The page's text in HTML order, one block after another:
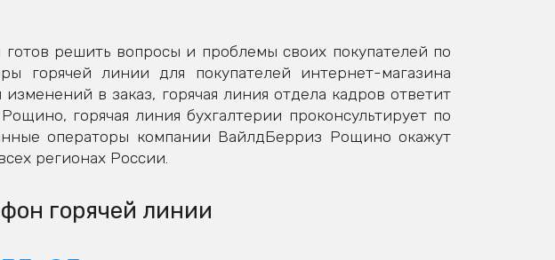
решить вопросы и проблемы своих покупателей по
горячей линии для покупателей интернет-магазина
в заказ, горячая линия отдела кадров ответит
горячая линия бухгалтерии проконсультирует по
операторы компании ВайлдБерриз Рощино окажут
регионах России.
горячей линии